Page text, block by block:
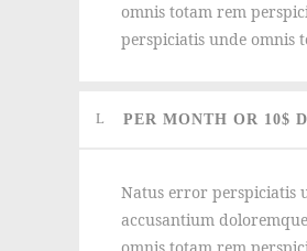
omnis totam rem
perspiciatis unde omnis
PER MONTH OR 10$
Natus error perspiciatis
accusantium